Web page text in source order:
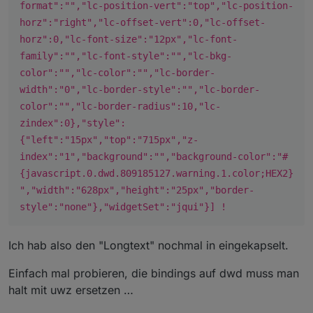
format":"","lc-position-vert":"top","lc-position-
horz":"right","lc-offset-vert":0,"lc-offset-
horz":0,"lc-font-size":"12px","lc-font-
family":"","lc-font-style":"","lc-bkg-
color":"","lc-color":"","lc-border-
width":"0","lc-border-style":"","lc-border-
color":"","lc-border-radius":10,"lc-
zindex":0},"style":
{"left":"15px","top":"715px","z-
index":"1","background":"","background-color":"#
{javascript.0.dwd.809185127.warning.1.color;HEX2}
","width":"628px","height":"25px","border-
style":"none"},"widgetSet":"jqui"}] !
Ich hab also den "Longtext" nochmal in eingekapselt.
Einfach mal probieren, die bindings auf dwd muss man
halt mit uwz ersetzen …